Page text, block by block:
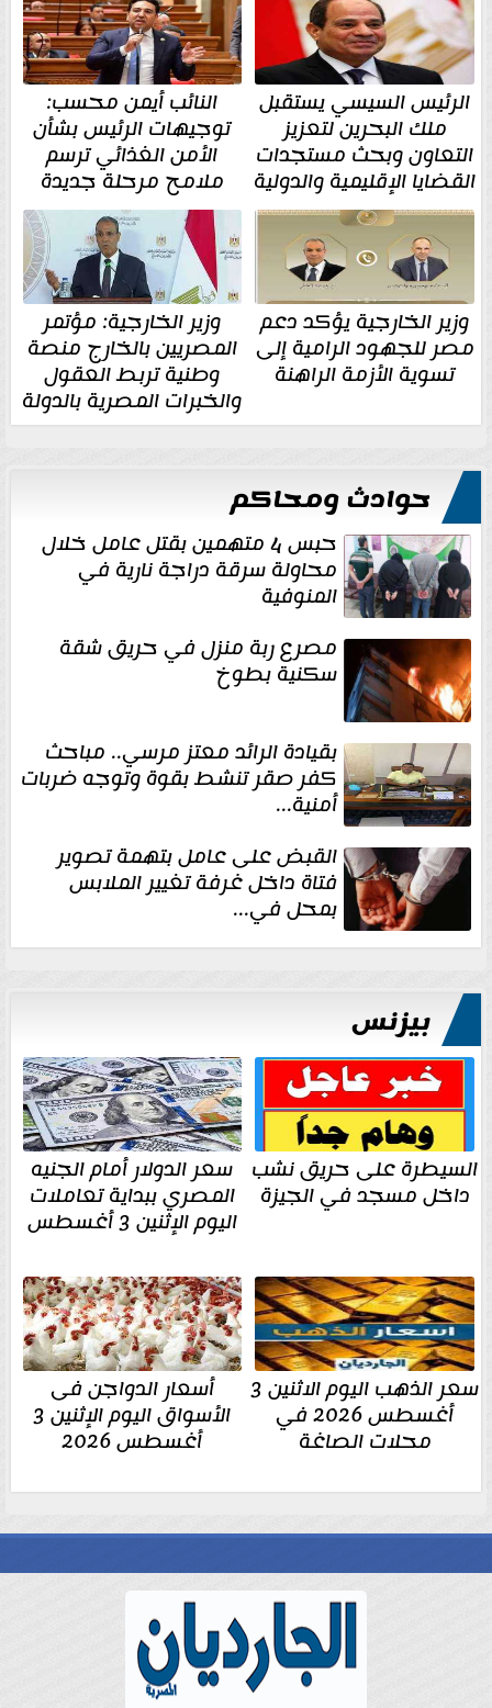
الرئيس السيسي يستقبل
ملك البحرين لتعزيز
التعاون وبحث مستجدات
القضايا الإقليمية والدولية
النائب أيمن محسب:
توجيهات الرئيس بشأن
الأمن الغذائي ترسم
ملامح مرحلة جديدة
وزير الخارجية يؤكد دعم
مصر للجهود الرامية إلى
تسوية الأزمة الراهنة
وزير الخارجية: مؤتمر
المصريين بالخارج منصة
وطنية تربط العقول
والخبرات المصرية بالدولة
حوادث ومحاكم
حبس 4 متهمين بقتل عامل خلال
محاولة سرقة دراجة نارية في
المنوفية
مصرع ربة منزل في حريق شقة
سكنية بطوخ
بقيادة الرائد معتز مرسي.. مباحث
كفر صقر تنشط بقوة وتوجه ضربات
أمنية...
القبض على عامل بتهمة تصوير
فتاة داخل غرفة تغيير الملابس
بمحل في...
بيزنس
السيطرة على حريق نشب
داخل مسجد في الجيزة
سعر الدولار أمام الجنيه
المصري ببداية تعاملات
اليوم الإثنين 3 أغسطس
سعر الذهب اليوم الاثنين 3
أغسطس 2026 في
محلات الصاغة
أسعار الدواجن فى
الأسواق اليوم الإثنين 3
أغسطس 2026